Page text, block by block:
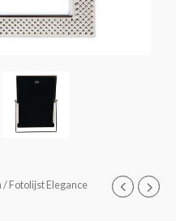
/ Fotolijst Elegance